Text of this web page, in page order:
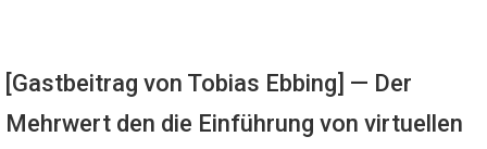
[Gastbeitrag von Tobias Ebbing] — Der
Mehrwert den die Einführung von virtuellen